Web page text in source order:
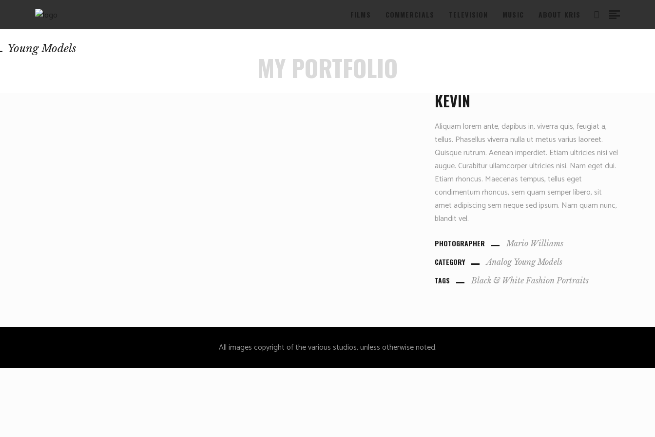
FILMS COMMERCIALS TELEVISION MUSIC ABOUT KRIS
Young Models
MY PORTFOLIO
KEVIN
Aliquam lorem ante, dapibus in, viverra quis, feugiat a,
tellus. Phasellus viverra nulla ut metus varius laoreet.
Quisque rutrum. Aenean imperdiet. Etiam ultricies nisi vel
augue. Curabitur ullamcorper ultricies nisi. Nam eget dui.
Etiam rhoncus. Maecenas tempus, tellus eget
condimentum rhoncus, sem quam semper libero, sit
amet adipiscing sem neque sed ipsum. Nam quam nunc,
blandit vel.
PHOTOGRAPHER Mario Williams
CATEGORY Analog Young Models
TAGS Black & White Fashion Portraits
All images copyright of the various studios, unless otherwise noted.